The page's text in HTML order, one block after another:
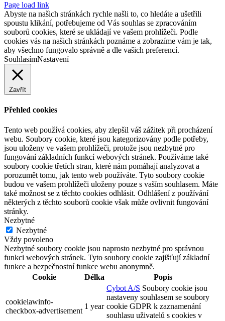
Page load link
Abyste na našich stránkách rychle našli to, co hledáte a ušetřili
spoustu klikání, potřebujeme od Vás souhlas se zpracováním
souborů cookies, které se ukládají ve vašem prohlížeči. Podle
cookies vás na našich stránkách poznáme a zobrazíme vám je tak,
aby všechno fungovalo správně a dle vašich preferencí.
SouhlasímNastavení
Zavřít
Přehled cookies
Tento web používá cookies, aby zlepšil váš zážitek při procházení
webu. Soubory cookie, které jsou kategorizovány podle potřeby,
jsou uloženy ve vašem prohlížeči, protože jsou nezbytné pro
fungování základních funkcí webových stránek. Používáme také
soubory cookie třetích stran, které nám pomáhají analyzovat a
porozumět tomu, jak tento web používáte. Tyto soubory cookie
budou ve vašem prohlížeči uloženy pouze s vaším souhlasem. Máte
také možnost se z těchto cookies odhlásit. Odhlášení z používání
některých z těchto souborů cookie však může ovlivnit fungování
stránky.
Nezbytné
Nezbytné
Vždy povoleno
Nezbytné soubory cookie jsou naprosto nezbytné pro správnou
funkci webových stránek. Tyto soubory cookie zajišťují základní
funkce a bezpečnostní funkce webu anonymně.
Cookie
Délka Popis
cookielawinfo-
checkbox-advertisement
1 year
Cybot A/S Soubory cookie jsou
nastaveny souhlasem se soubory
cookie GDPR k zaznamenání
souhlasu uživatelů s cookies v